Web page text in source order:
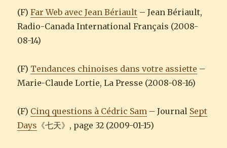
(F)Far Web avec Jean Bériault – Jean Bériault,
Radio-Canada International Français (2008-
08-14)
(F) Tendances chinoises dans votre assiette –
Marie-Claude Lortie, La Presse (2008-08-16)
(F) Cinq questions à Cédric Sam – Journal Sept
Days 《七天》, page 32 (2009-01-15)